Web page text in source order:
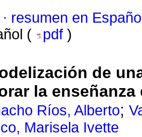
· resumen en
(
pdf )
de
la
Ríos, Alberto;
Marisela Ivette